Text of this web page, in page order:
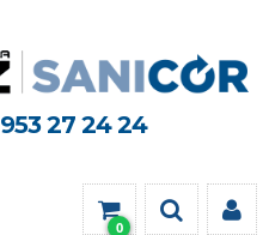
953 27 24 24
0